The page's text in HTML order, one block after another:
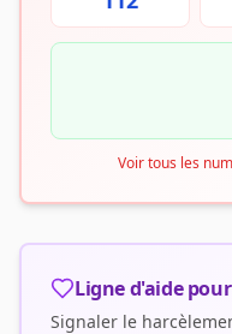
Voir tous les
Ligne d'aide
Signaler le